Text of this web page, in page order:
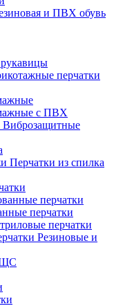
и ПВХ обувь
перчатки
с ПВХ
Виброзащитные
Перчатки из спилка
перчатки
перчатки
перчатки
Резиновые и